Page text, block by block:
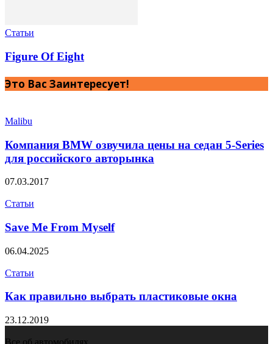
Статьи
Figure Of Eight
Это Вас Заинтересует!
Malibu
Компания BMW озвучила цены на седан 5-Series
для российского авторынка
07.03.2017
Статьи
Save Me From Myself
06.04.2025
Статьи
Как правильно выбрать пластиковые окна
23.12.2019